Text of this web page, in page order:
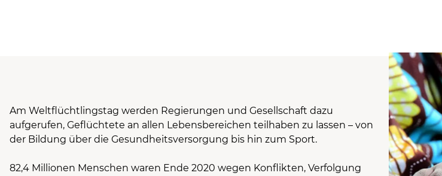
Am Weltflüchtlingstag werden Regierungen und Gesellschaft dazu
aufgerufen, Geflüchtete an allen Lebensbereichen teilhaben zu lassen – von
der Bildung über die Gesundheitsversorgung bis hin zum Sport.
82,4 Millionen Menschen waren Ende 2020 wegen Konflikten, Verfolgung